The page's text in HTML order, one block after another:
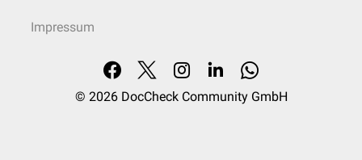
Impressum
© 2026 DocCheck Community GmbH